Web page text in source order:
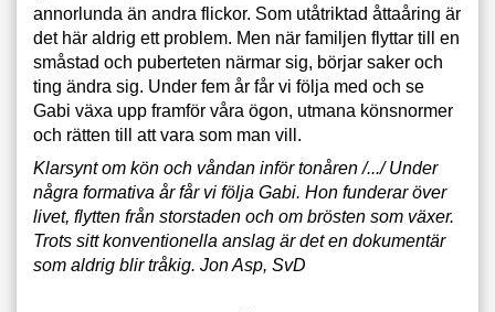
annorlunda än andra flickor. Som utåtriktad åttaåring är
det här aldrig ett problem. Men när familjen flyttar till en
småstad och puberteten närmar sig, börjar saker och
ting ändra sig. Under fem år får vi följa med och se
Gabi växa upp framför våra ögon, utmana könsnormer
och rätten till att vara som man vill.
Klarsynt om kön och våndan inför tonåren /.../ Under
några formativa år får vi följa Gabi. Hon funderar över
livet, flytten från storstaden och om brösten som växer.
Trots sitt konventionella anslag är det en dokumentär
som aldrig blir tråkig. Jon Asp, SvD